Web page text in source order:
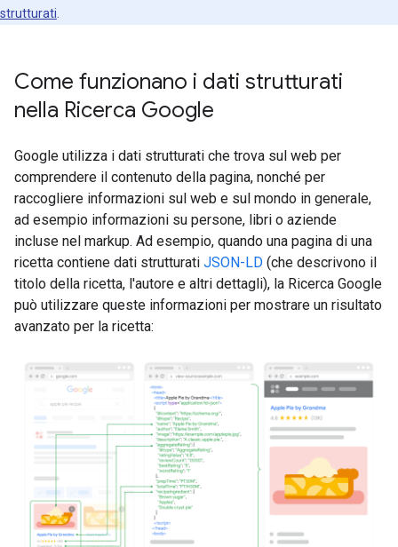
strutturati
Come funzionano i dati strutturati
nella Ricerca Google
Google utilizza i dati strutturati che trova sul web per
comprendere il contenuto della pagina, nonché per
raccogliere informazioni sul web e sul mondo in generale,
ad esempio informazioni su persone, libri o aziende
incluse nel markup. Ad esempio, quando una pagina di una
ricetta contiene dati strutturati JSON-LD (che descrivono il
titolo della ricetta, l'autore e altri dettagli), la Ricerca Google
può utilizzare queste informazioni per mostrare un risultato
avanzato per la ricetta: